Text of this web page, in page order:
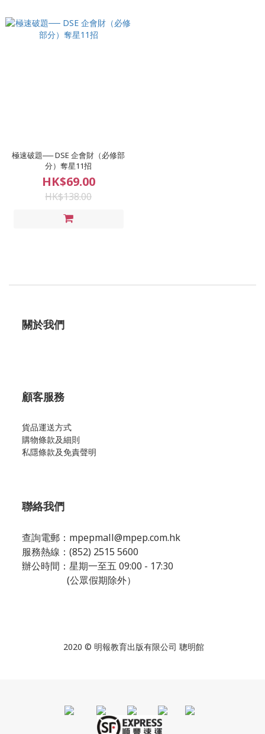
極速破題── DSE 企會財（必修部
分）奪星11招
HK$69.00
HK$138.00
關於我們
顧客服務
貨品運送方式
購物條款及細則
私隱條款及免責聲明
聯絡我們
查詢電郵： mpepmall@mpep.com.hk
服務熱線：(852) 2515 5600
辦公時間：星期一至五 09:00 - 17:30
(公眾假期除外）
2020 © 明報教育出版有限公司 聰明館